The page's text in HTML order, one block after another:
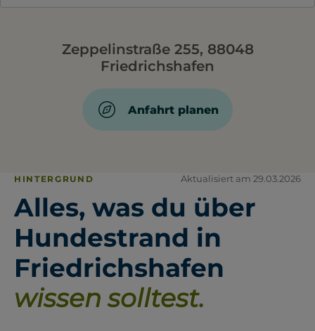
Zeppelinstraße 255, 88048
Friedrichshafen
Anfahrt planen
HINTERGRUND Aktualisiert am 29.03.2026
Alles, was du über
Hundestrand in
Friedrichshafen
wissen solltest.